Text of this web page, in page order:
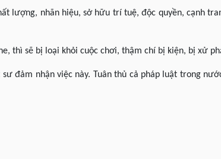
lượng, nhãn hiệu, sở hữu trí tuệ, độc quyền, cạnh
thì sẽ bị loại khỏi cuộc chơi, thậm chí bị kiện, bị xử
đảm nhận việc này. Tuân thủ cả pháp luật trong